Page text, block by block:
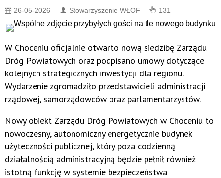
26-05-2026 Stowarzyszenie WŁOF 131
W Choceniu oficjalnie otwarto nową siedzibę Zarządu
Dróg Powiatowych oraz podpisano umowy dotyczące
kolejnych strategicznych inwestycji dla regionu.
Wydarzenie zgromadziło przedstawicieli administracji
rządowej, samorządowców oraz parlamentarzystów.
Nowy obiekt Zarządu Dróg Powiatowych w Choceniu to
nowoczesny, autonomiczny energetycznie budynek
użyteczności publicznej, który poza codzienną
działalnością administracyjną będzie pełnił również
istotną funkcję w systemie bezpieczeństwa